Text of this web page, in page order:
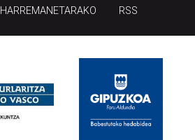
HARREMANETARAKO RSS